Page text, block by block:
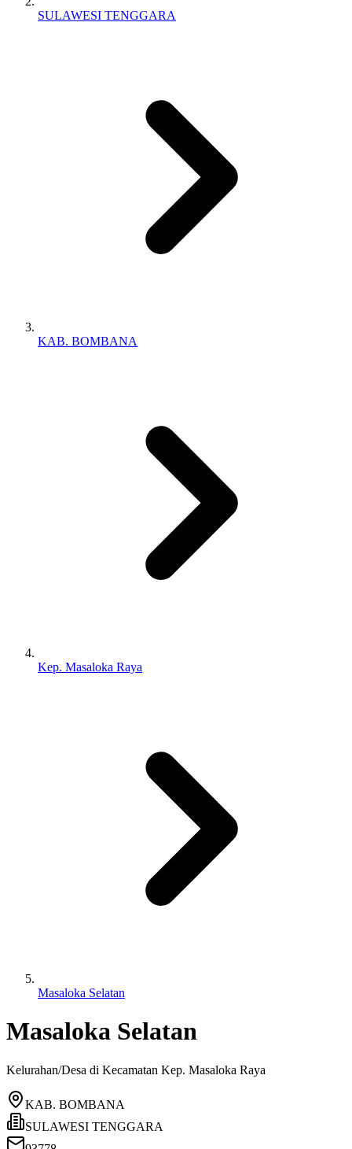
SULAWESI TENGGARA
KAB. BOMBANA
Kep. Masaloka Raya
Masaloka Selatan
Masaloka Selatan
Kelurahan/Desa di Kecamatan Kep. Masaloka Raya
KAB. BOMBANA
SULAWESI TENGGARA